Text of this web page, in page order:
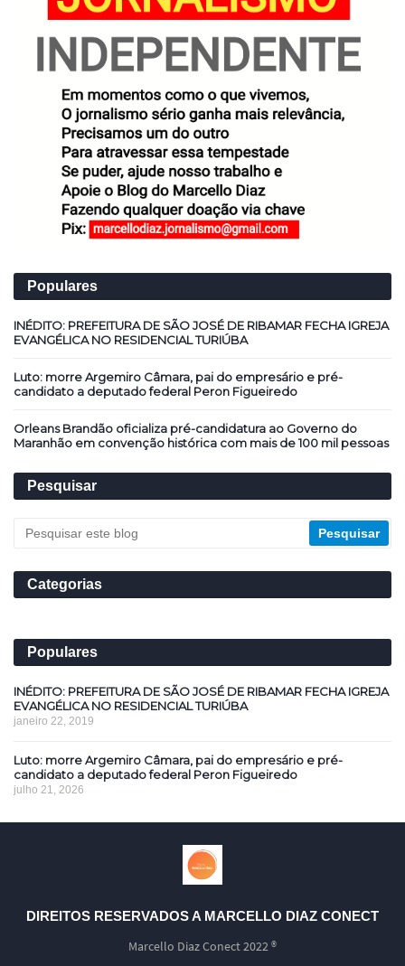
Populares
INÉDITO: PREFEITURA DE SÃO JOSÉ DE RIBAMAR FECHA IGREJA
EVANGÉLICA NO RESIDENCIAL TURIÚBA
Luto: morre Argemiro Câmara, pai do empresário e pré-
candidato a deputado federal Peron Figueiredo
Orleans Brandão oficializa pré-candidatura ao Governo do
Maranhão em convenção histórica com mais de 100 mil pessoas
Pesquisar
Categorias
Populares
INÉDITO: PREFEITURA DE SÃO JOSÉ DE RIBAMAR FECHA IGREJA
EVANGÉLICA NO RESIDENCIAL TURIÚBA
janeiro 22, 2019
Luto: morre Argemiro Câmara, pai do empresário e pré-
candidato a deputado federal Peron Figueiredo
julho 21, 2026
DIREITOS RESERVADOS A MARCELLO DIAZ CONECT
Marcello Diaz Conect 2022 ®